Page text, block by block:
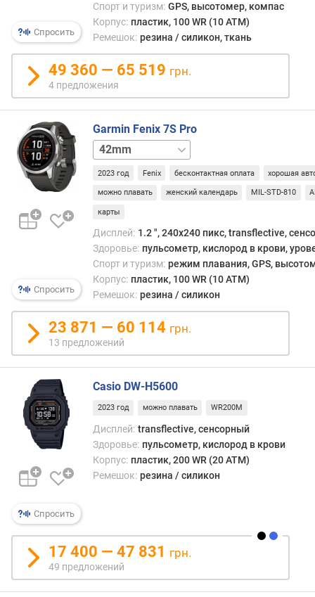
й
р
ж
(
ч
)
в
р
е
б
о
т
ы
(
G
P
S
)
(
ч
т
л
н
Спросить
Спорт и туризм: GPS, высотомер, компас
Корпус: пластик, 100 WR (10 ATM)
Ремешок: резина / силикон, ткань
49 360 — 65 519 грн.
4 предложения
Спросить
Garmin Fenix 7S Pro
42mm
сапфир
2023 год Fenix бесконтактная оплата хорошая
можно плавать женский календарь MIL-STD-810
карты
Дисплей: 1.2 ", 240x240 пикс, transflective,
Здоровье: пульсометр, кислород в крови,
Спорт и туризм: режим плавания, GPS,
Корпус: пластик, 100 WR (10 ATM)
Ремешок: резина / силикон
23 871 — 60 114 грн.
13 предложений
Спросить
Casio DW-H5600
2023 год можно плавать WR200M
Дисплей: transflective, сенсорный
Здоровье: пульсометр, кислород в крови
Корпус: пластик, 200 WR (20 ATM)
Ремешок: резина / силикон
17 400 — 47 831 грн.
49 предложений